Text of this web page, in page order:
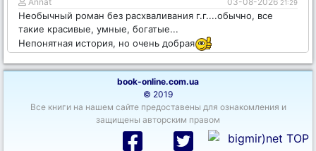
21:29
Необычный роман без расхваливания г.г....обычно, все
такие красивые, умные, богатые...
Непонятная история, но очень добрая
book-online.com.ua
© 2019
Все книги на нашем сайте предоставены для ознакомления и
защищены авторским правом